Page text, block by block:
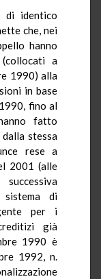
di identico
che, nei
hanno
a
1990) alla
in base
fino al
fatto
stessa
rese a
2001 (alle
sistema di
per i
già
1990 è
1992, n.